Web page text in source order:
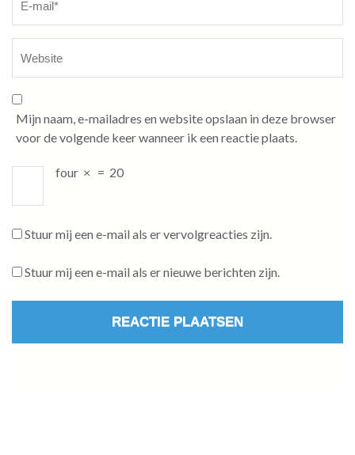
Mijn naam, e-mailadres en website opslaan in deze browser
voor de volgende keer wanneer ik een reactie plaats.
four × = 20
Stuur mij een e-mail als er vervolgreacties zijn.
Stuur mij een e-mail als er nieuwe berichten zijn.